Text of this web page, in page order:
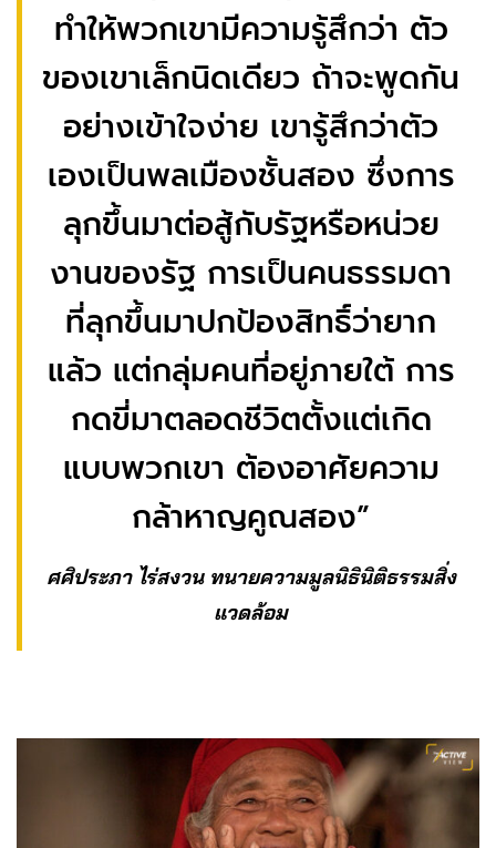
ทำให้พวกเขามีความรู้สึกว่า ตัว
ของเขาเล็กนิดเดียว ถ้าจะพูดกัน
อย่างเข้าใจง่าย เขารู้สึกว่าตัว
เองเป็นพลเมืองชั้นสอง ซึ่งการ
ลุกขึ้นมาต่อสู้กับรัฐหรือหน่วย
งานของรัฐ การเป็นคนธรรมดา
ที่ลุกขึ้นมาปกป้องสิทธิ์ว่ายาก
แล้ว แต่กลุ่มคนที่อยู่ภายใต้ การ
กดขี่มาตลอดชีวิตตั้งแต่เกิด
แบบพวกเขา ต้องอาศัยความ
กล้าหาญคูณสอง”
ศศิประภา ไร่สงวน ทนายความมูลนิธินิติธรรมสิ่ง
แวดล้อม